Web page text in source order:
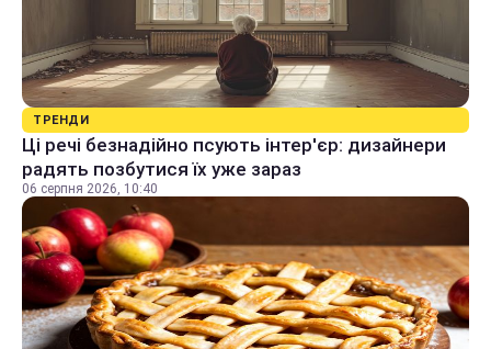
ТРЕНДИ
Ці речі безнадійно псують інтер'єр: дизайнери
радять позбутися їх уже зараз
06 серпня 2026, 10:40